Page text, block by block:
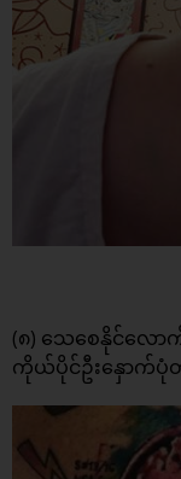
(၈) သေစေနိုင်လော
ကိုယ်ပိုင်ဦးနှောက်